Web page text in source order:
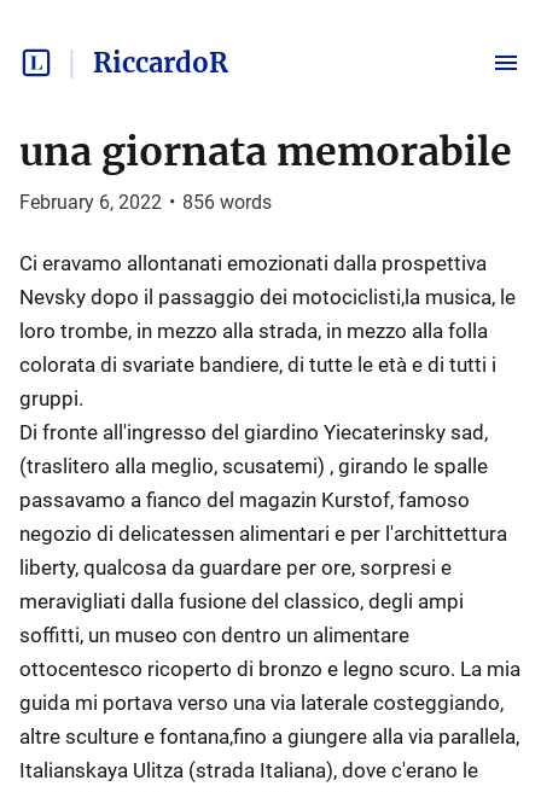
RiccardoR
una giornata memorabile
February 6, 2022 • 856 words
Ci eravamo allontanati emozionati dalla prospettiva
Nevsky dopo il passaggio dei motociclisti,la musica, le
loro trombe, in mezzo alla strada, in mezzo alla folla
colorata di svariate bandiere, di tutte le età e di tutti i
gruppi.
Di fronte all'ingresso del giardino Yiecaterinsky sad,
(traslitero alla meglio, scusatemi) , girando le spalle
passavamo a fianco del magazin Kurstof, famoso
negozio di delicatessen alimentari e per l'archittettura
liberty, qualcosa da guardare per ore, sorpresi e
meravigliati dalla fusione del classico, degli ampi
soffitti, un museo con dentro un alimentare
ottocentesco ricoperto di bronzo e legno scuro. La mia
guida mi portava verso una via laterale costeggiando,
altre sculture e fontana,fino a giungere alla via parallela,
Italianskaya Ulitza (strada Italiana), dove c'erano le